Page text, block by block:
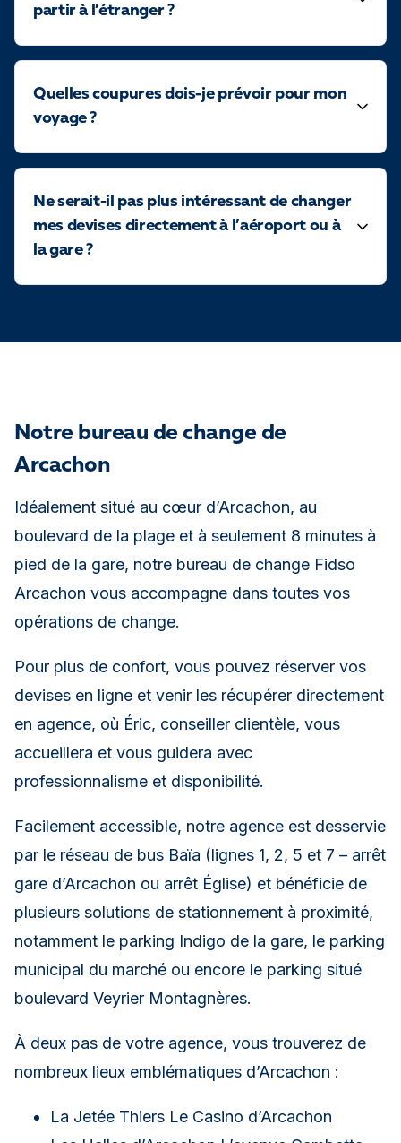
partir à l’étranger ?
Quelles coupures dois-je prévoir pour mon
voyage ?
Ne serait-il pas plus intéressant de changer
mes devises directement à l’aéroport ou à
la gare ?
Notre bureau de change de
Arcachon
Idéalement situé au cœur d’Arcachon, au
boulevard de la plage et à seulement 8 minutes à
pied de la gare, notre bureau de change Fidso
Arcachon vous accompagne dans toutes vos
opérations de change.
Pour plus de confort, vous pouvez réserver vos
devises en ligne et venir les récupérer directement
en agence, où Éric, conseiller clientèle, vous
accueillera et vous guidera avec
professionnalisme et disponibilité.
Facilement accessible, notre agence est desservie
par le réseau de bus Baïa (lignes 1, 2, 5 et 7 – arrêt
gare d’Arcachon ou arrêt Église) et bénéficie de
plusieurs solutions de stationnement à proximité,
notamment le parking Indigo de la gare, le parking
municipal du marché ou encore le parking situé
boulevard Veyrier Montagnères.
À deux pas de votre agence, vous trouverez de
nombreux lieux emblématiques d’Arcachon :
La Jetée Thiers Le Casino d’Arcachon